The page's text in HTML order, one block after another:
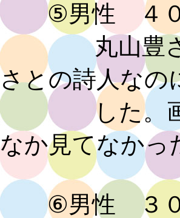
⑤男性 ４０
丸山豊さん
さとの詩人なの
した。画家
なか見てなかっ
⑥男性 ３０